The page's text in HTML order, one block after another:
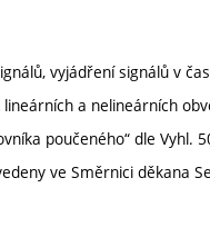
vyjádření signálů v
a nelineárních
poučeného“ dle Vyhl.
ve Směrnici děkana